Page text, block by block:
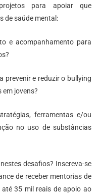
para apoiar que
de saúde mental:
e acompanhamento para
prevenir e reduzir o bullying
em jovens?
ferramentas e/ou
no uso de substâncias
desafios? Inscreva-se
de receber mentorias de
35 mil reais de apoio ao